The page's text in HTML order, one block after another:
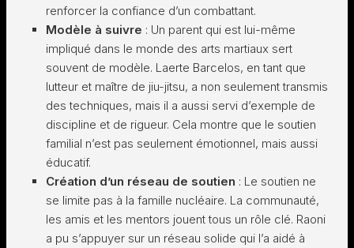
renforcer la confiance d’un combattant.
Modèle à suivre : Un parent qui est lui-même
impliqué dans le monde des arts martiaux sert
souvent de modèle. Laerte Barcelos, en tant que
lutteur et maître de jiu-jitsu, a non seulement transmis
des techniques, mais il a aussi servi d’exemple de
discipline et de rigueur. Cela montre que le soutien
familial n’est pas seulement émotionnel, mais aussi
éducatif.
Création d’un réseau de soutien : Le soutien ne
se limite pas à la famille nucléaire. La communauté,
les amis et les mentors jouent tous un rôle clé. Raoni
a pu s’appuyer sur un réseau solide qui l’a aidé à